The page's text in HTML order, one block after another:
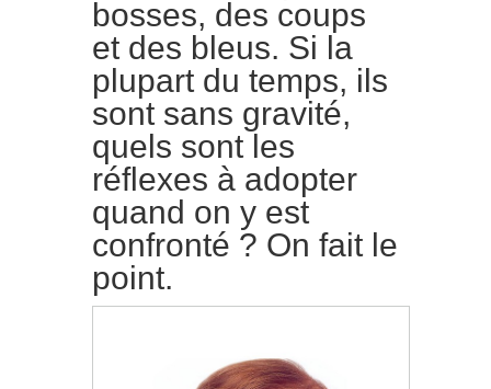
bosses, des coups
et des bleus. Si la
plupart du temps, ils
sont sans gravité,
quels sont les
réflexes à adopter
quand on y est
confronté ? On fait le
point.